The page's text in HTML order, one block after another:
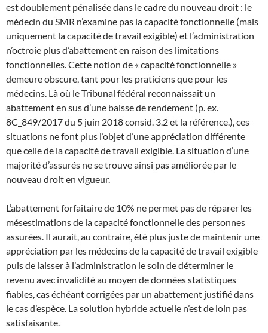
est doublement pénalisée dans le cadre du nouveau droit : le
médecin du SMR n’examine pas la capacité fonctionnelle (mais
uniquement la capacité de travail exigible) et l’administration
n’octroie plus d’abattement en raison des limitations
fonctionnelles. Cette notion de « capacité fonctionnelle »
demeure obscure, tant pour les praticiens que pour les
médecins. Là où le Tribunal fédéral reconnaissait un
abattement en sus d’une baisse de rendement (p. ex.
8C_849/2017 du 5 juin 2018 consid. 3.2 et la référence.), ces
situations ne font plus l’objet d’une appréciation différente
que celle de la capacité de travail exigible. La situation d’une
majorité d’assurés ne se trouve ainsi pas améliorée par le
nouveau droit en vigueur.
L’abattement forfaitaire de 10% ne permet pas de réparer les
mésestimations de la capacité fonctionnelle des personnes
assurées. Il aurait, au contraire, été plus juste de maintenir une
appréciation par les médecins de la capacité de travail exigible
puis de laisser à l’administration le soin de déterminer le
revenu avec invalidité au moyen de données statistiques
fiables, cas échéant corrigées par un abattement justifié dans
le cas d’espèce. La solution hybride actuelle n’est de loin pas
satisfaisante.